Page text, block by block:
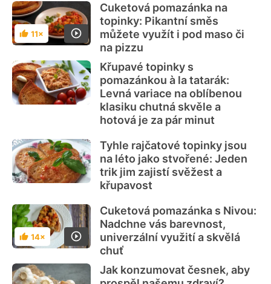
to, zda jsou topinky lepší nasucho, na
másle, na oleji nebo na sádle. Někdo
topinky máčí ve vodě, jiný o této úpravě
nikdy neslyšel. Ďábelské topinky Topinky
masovou směsí
každá restaurace. I doma můžete připravit
vynikající rychlé jídlo, které zasytí. Velmi
pikantní jsou tzv.ďábelské topinkynebo
topinky s fazolemi. Ostrá může být i
takovájátrová směs.
Hodnocení
11×
Cuketová pomazánka na
topinky: Pikantní směs
můžete využít i pod maso či
na pizzu
Křupavé topinky s
pomazánkou à la tatarák:
Levná variace na oblíbenou
klasiku chutná skvěle a
hotová je za pár minut
Tyhle rajčatové topinky jsou
na léto jako stvořené: Jeden
trik jim zajistí svěžest a
křupavost
Hodnocení
14×
Cuketová pomazánka s Nivou:
Nadchne vás barevnost,
univerzální využití a skvělá
chuť
Jak konzumovat česnek, aby